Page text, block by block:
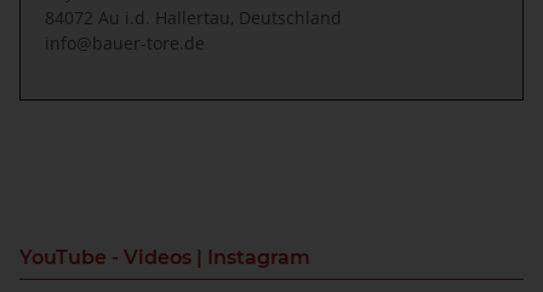
84072 Au i.d. Hallertau, Deutschland
info@bauer-tore.de
YouTube - Videos | Instagram